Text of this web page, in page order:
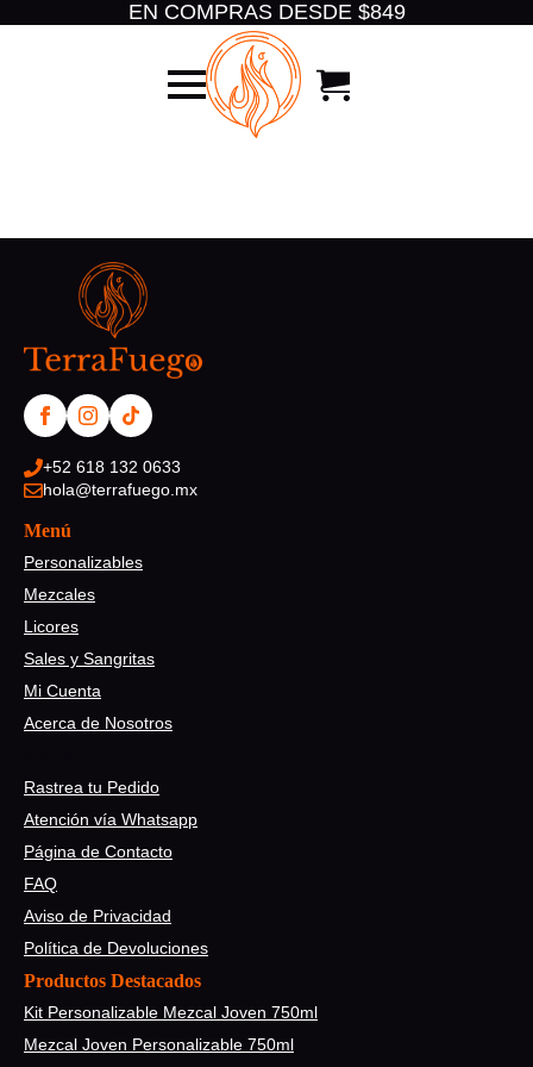
EN COMPRAS DESDE $849
+52 618 132 0633
hola@terrafuego.mx
Menú
Personalizables
Mezcales
Licores
Sales y Sangritas
Mi Cuenta
Acerca de Nosotros
Rastrea tu Pedido
Atención vía Whatsapp
Página de Contacto
FAQ
Aviso de Privacidad
Política de Devoluciones
Productos Destacados
Kit Personalizable Mezcal Joven 750ml
Mezcal Joven Personalizable 750ml